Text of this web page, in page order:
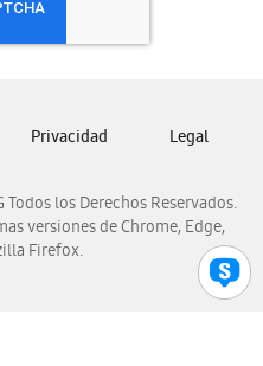
los Derechos Reservados.
versiones de Chrome, Edge,
Firefox.
Privacidad Legal